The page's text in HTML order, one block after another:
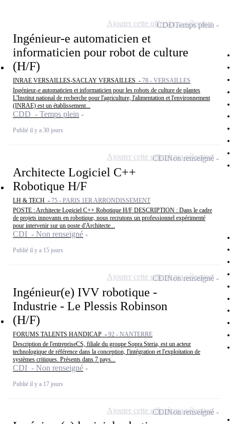
Ingénieur-e automaticien et
informaticien pour robot de culture
(H/F)
INRAE VERSAILLES-SACLAY VERSAILLES - 78 - VERSAILLES
Ingénieur-e automaticien et informaticien pour les robots de culture de plantes
L'Institut national de recherche pour l'agriculture, l'alimentation et l'environnement
(INRAE) est un établissement...
CDD - Temps plein
Publié il y a 30 jours
CDDTemps plein
Ajouter cette offre à ma sélection
Architecte Logiciel C++
Robotique H/F
LH & TECH - 75 - PARIS 1ER ARRONDISSEMENT
POSTE : Architecte Logiciel C++ Robotique H/F DESCRIPTION : Dans le cadre
de projets innovants en robotique, nous recrutons un professionnel expérimenté
pour intervenir sur un poste d'Architecte...
CDI - Non renseigné
Publié il y a 15 jours
CDINon renseigné
Ajouter cette offre à ma sélection
Ingénieur(e) IVV robotique -
Industrie - Le Plessis Robinson
(H/F)
FORUMS TALENTS HANDICAP - 92 - NANTERRE
Description de l'entrepriseCS, filiale du groupe Sopra Steria, est un acteur
technologique de référence dans la conception, l'intégration et l'exploitation de
systèmes critiques. Présents dans 7 pays...
CDI - Non renseigné
Publié il y a 17 jours
CDINon renseigné
Ajouter cette offre à ma sélection
CDINon renseigné
Ajouter cette offre à ma sélection